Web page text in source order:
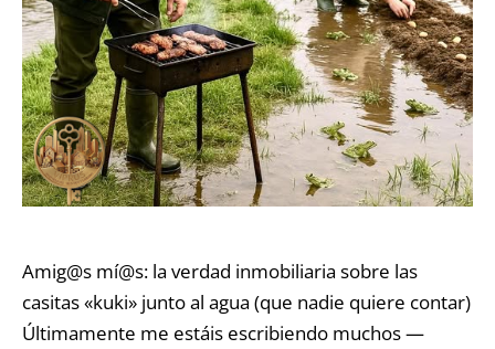
Amig@s mí@s: la verdad inmobiliaria sobre las
casitas «kuki» junto al agua (que nadie quiere contar)
Últimamente me estáis escribiendo muchos —